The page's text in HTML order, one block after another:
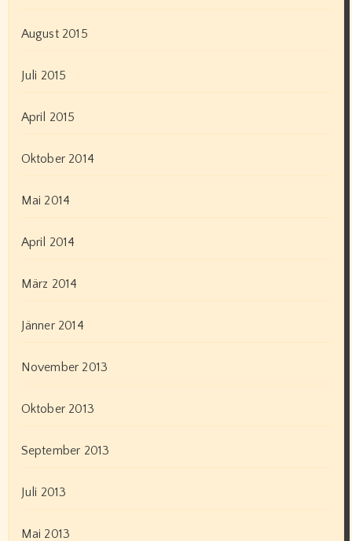
August 2015
Juli 2015
April 2015
Oktober 2014
Mai 2014
April 2014
März 2014
Jänner 2014
November 2013
Oktober 2013
September 2013
Juli 2013
Mai 2013